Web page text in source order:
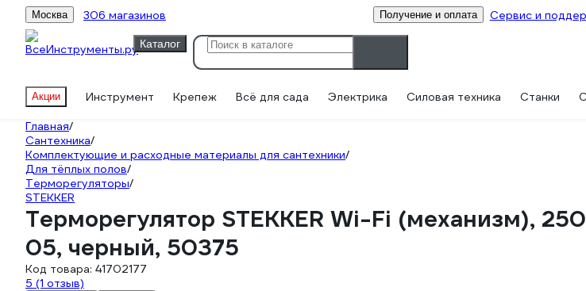
Москва 306 магазинов Получение и оплата Сервис и
Каталог
Акции Инструмент Крепеж Всё для сада Электрика Силовая техника Станки
Главная/
Сантехника/
Комплектующие и расходные материалы для сантехники/
Для тёплых полов/
Терморегуляторы/
STEKKER
Терморегулятор STEKKER Wi-Fi (механизм),
05, черный, 50375
Код товара: 41702177
5 (1 отзыв)